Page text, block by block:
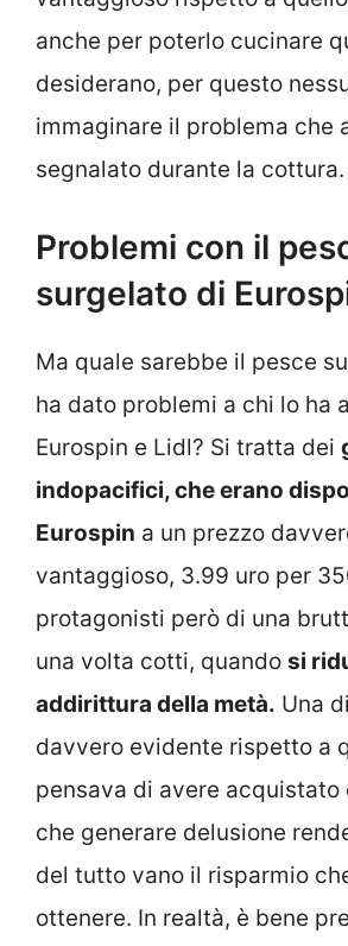
anche per poterlo cucinare
desiderano, per questo
immaginare il problema che
segnalato durante la cottura.
Problemi con il
surgelato di
Ma quale sarebbe il pesce
ha dato problemi a chi lo ha
Eurospin e Lidl? Si tratta dei
indopacifici, che erano
Eurospin a un prezzo
vantaggioso, 3.99 uro per
protagonisti però di una
una volta cotti, quando si
addirittura della metà. Una
davvero evidente rispetto a
pensava di avere acquistato
che generare delusione
del tutto vano il risparmio
ottenere. In realtà, è bene